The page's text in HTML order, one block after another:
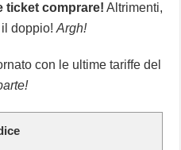
ticket comprare! Altrimenti,
il doppio!Argh!
con le ultime tariffe del